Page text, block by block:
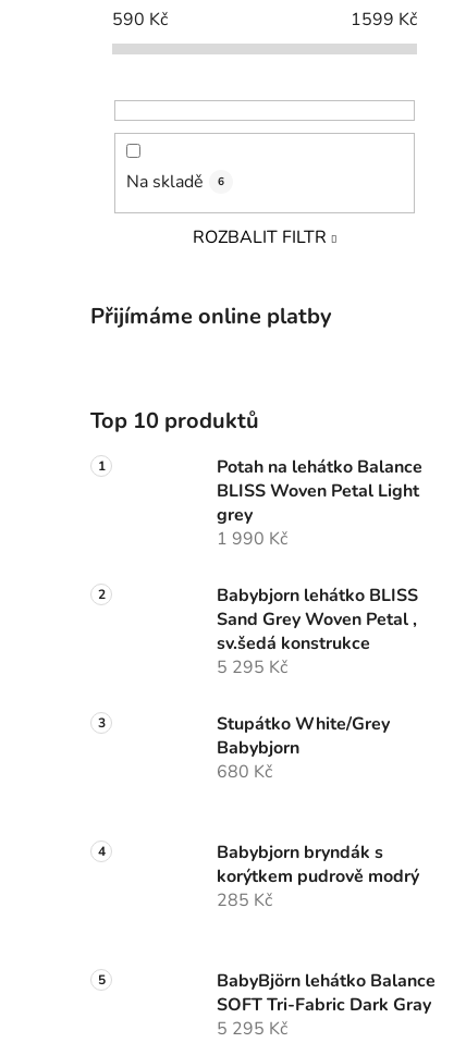
590 Kč 1599 Kč
Na skladě 6
ROZBALIT FILTR
Přijímáme online platby
Top 10 produktů
Potah na lehátko Balance
BLISS Woven Petal Light
grey
1 990 Kč
Babybjorn lehátko BLISS
Sand Grey Woven Petal ,
sv.šedá konstrukce
5 295 Kč
Stupátko White/Grey
Babybjorn
680 Kč
Babybjorn bryndák s
korýtkem pudrově modrý
285 Kč
BabyBjörn lehátko Balance
SOFT Tri-Fabric Dark Gray
5 295 Kč